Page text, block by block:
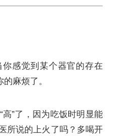
感觉到某个器官的存在
麻烦了。
”了，因为吃饭时明显能
所说的上火了吗？多喝开